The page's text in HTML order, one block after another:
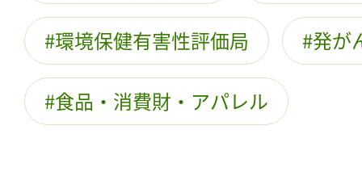
環境保健有害性評価局 発が
食品・消費財・アパレル